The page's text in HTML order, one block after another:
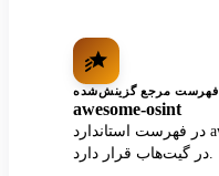
فهرست مرجع گزینش‌شده
awesome-osint
در فهرست استاندارد awesome-osint با هزاران ستاره
در گیت‌هاب قرار دارد.